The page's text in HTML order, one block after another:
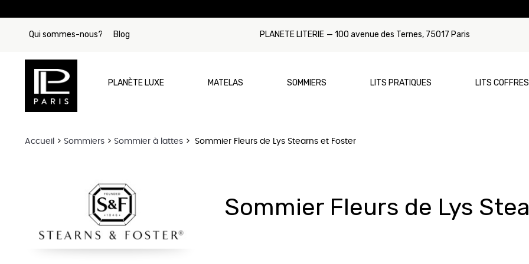
Qui sommes-nous? Blog PLANETE LITERIE — 100 avenue des Ternes, 75017 Paris
PLANÈTE LUXE MATELAS
Matelas Beautyrest Matelas 140x190
SOMMIERS
Sommier relaxation/électrique Sommier
LITS PRATIQUES LITS COFFRES
Accueil Sommiers Sommier à lattes Sommier Fleurs de Lys Stearns et Foster
Sommier Fleurs de Lys